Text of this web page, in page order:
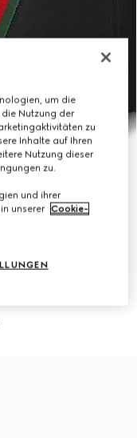
um die
Nutzung der
zu
Inhalte auf Ihren
Nutzung dieser
zu.
und ihrer
unserer Cookie-